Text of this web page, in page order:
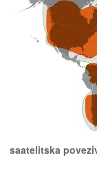
saatelitska